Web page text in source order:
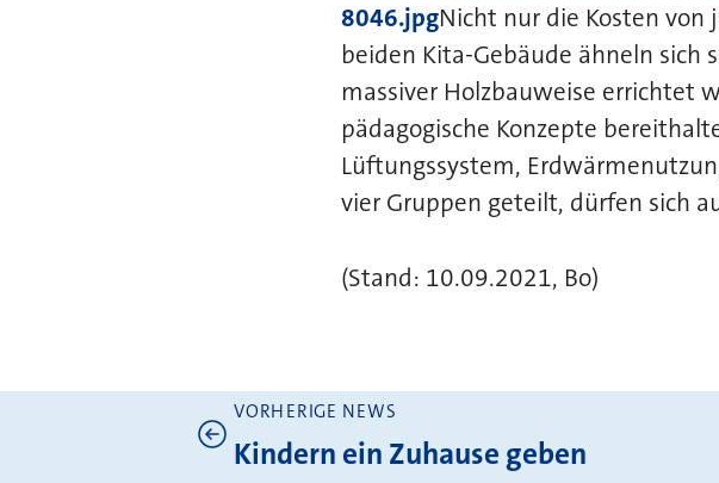
8046.jpgNicht nur die Kosten von
beiden Kita-Gebäude ähneln sich
massiver Holzbauweise errichtet
pädagogische Konzepte
Lüftungssystem,
vier Gruppen geteilt, dürfen sich
(Stand: 10.09.2021, Bo)
Weitere News
VORHERIGE NEWS
Kindern ein Zuhause geben